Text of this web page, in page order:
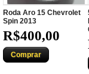
Roda Aro 15 Chevrolet
Spin 2013
R$400,00
Comprar